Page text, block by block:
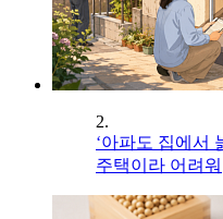
2.
‘아파도 집에서
주택이라 어려워